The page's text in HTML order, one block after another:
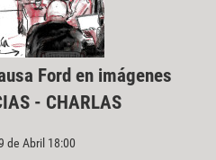
Ford en imágenes
- CHARLAS
de Abril 18:00